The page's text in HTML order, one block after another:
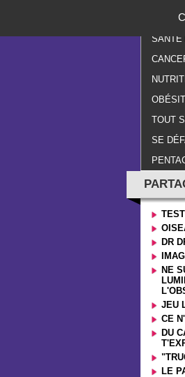
SANTÉ
TOUT
SE
DR
NE
JEU
CE
DU
LE